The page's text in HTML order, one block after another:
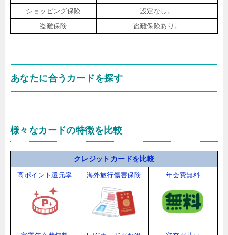
ショッピング保険
設定なし。
盗難保険
盗難保険あり。
あなたに合うカードを探す
様々なカードの特徴を比較
クレジットカードを比較
高ポイント還元率 海外旅行傷害保険 年会費無料